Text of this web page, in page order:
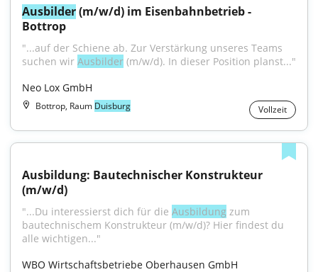
Ausbilder (m/w/d) im Eisenbahnbetrieb -
Bottrop
"...auf der Schiene ab. Zur Verstärkung unseres Teams
suchen wir Ausbilder (m/w/d). In dieser Position planst..."
Neo Lox GmbH
Bottrop, Raum Duisburg Vollzeit
Ausbildung: Bautechnischer Konstrukteur
(m/w/d)
"...Du interessierst dich für die Ausbildung zum
bautechnischem Konstrukteur (m/w/d)? Hier findest du
alle wichtigen..."
WBO Wirtschaftsbetriebe Oberhausen GmbH